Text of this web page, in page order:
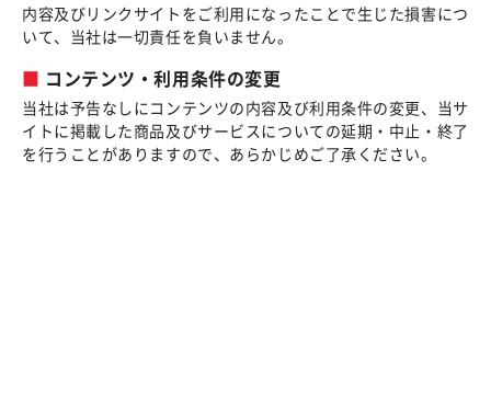
内容及びリンクサイトをご利用になったことで生じた損害につ
いて、当社は一切責任を負いません。
コンテンツ・利用条件の変更
当社は予告なしにコンテンツの内容及び利用条件の変更、当サ
イトに掲載した商品及びサービスについての延期・中止・終了
を行うことがありますので、あらかじめご了承ください。